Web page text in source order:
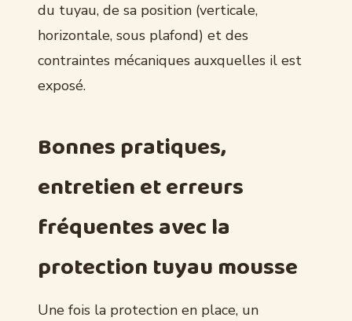
du tuyau, de sa position (verticale,
horizontale, sous plafond) et des
contraintes mécaniques auxquelles il est
exposé.
Bonnes pratiques,
entretien et erreurs
fréquentes avec la
protection tuyau mousse
Une fois la protection en place, un